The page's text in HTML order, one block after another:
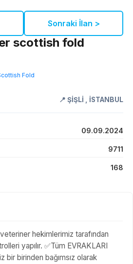
Sonraki İlan >
scottish fold
Fold
📍 ŞİŞLİ İSTANBUL
09.09.2024
9711
168
hekimlerimiz tarafından
yapılır. ✅Tüm EVRAKLARI
bir birinden bağımsız olarak